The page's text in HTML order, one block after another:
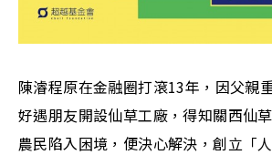
陳濬程原在金融圈打滾13年，因父親
好遇朋友開設仙草工廠，得知關西仙
農民陷入困境，便決心解決，創立「